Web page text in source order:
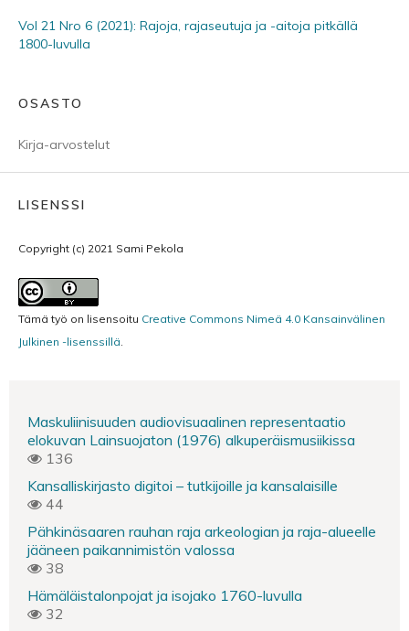
Vol 21 Nro 6 (2021): Rajoja, rajaseutuja ja -aitoja pitkällä
1800-luvulla
OSASTO
Kirja-arvostelut
LISENSSI
Copyright (c) 2021 Sami Pekola
Tämä työ on lisensoitu Creative Commons Nimeä 4.0 Kansainvälinen
Julkinen -lisenssillä.
Maskuliinisuuden audiovisuaalinen representaatio
elokuvan Lainsuojaton (1976) alkuperäismusiikissa
136
Kansalliskirjasto digitoi – tutkijoille ja kansalaisille
44
Pähkinäsaaren rauhan raja arkeologian ja raja-alueelle
jääneen paikannimistön valossa
38
Hämäläistalonpojat ja isojako 1760-luvulla
32